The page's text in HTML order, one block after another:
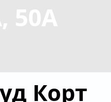
50А
Корт